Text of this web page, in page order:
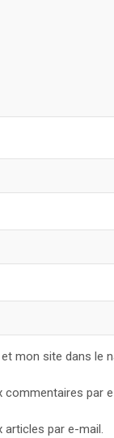
mon site dans le
commentaires par
articles par e-mail.